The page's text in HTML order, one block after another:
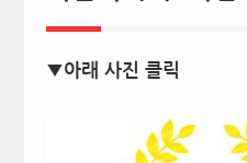
▼아래 사진 클릭